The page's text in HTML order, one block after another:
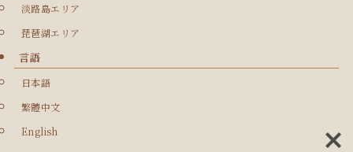
淡路島エリア
琵琶湖エリア
言語
日本語
繁體中文
English